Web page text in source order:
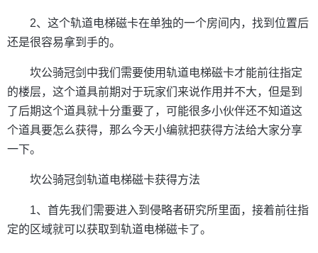
2、这个轨道电梯磁卡在单独的一个房间内，找到位置后
还是很容易拿到手的。
坎公骑冠剑中我们需要使用轨道电梯磁卡才能前往指定
的楼层，这个道具前期对于玩家们来说作用并不大，但是到
了后期这个道具就十分重要了，可能很多小伙伴还不知道这
个道具要怎么获得，那么今天小编就把获得方法给大家分享
一下。
坎公骑冠剑轨道电梯磁卡获得方法
1、首先我们需要进入到侵略者研究所里面，接着前往指
定的区域就可以获取到轨道电梯磁卡了。